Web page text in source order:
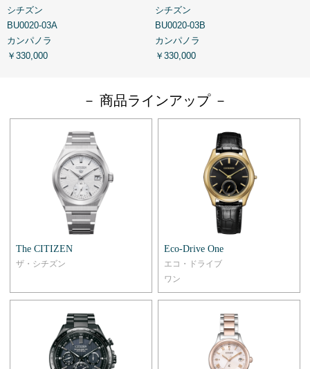
シチズン
BU0020-03A
カンパノラ
￥330,000
シチズン
BU0020-03B
カンパノラ
￥330,000
－ 商品ラインアップ －
The CITIZEN
ザ・シチズン
Eco-Drive One
エコ・ドライブ
ワン